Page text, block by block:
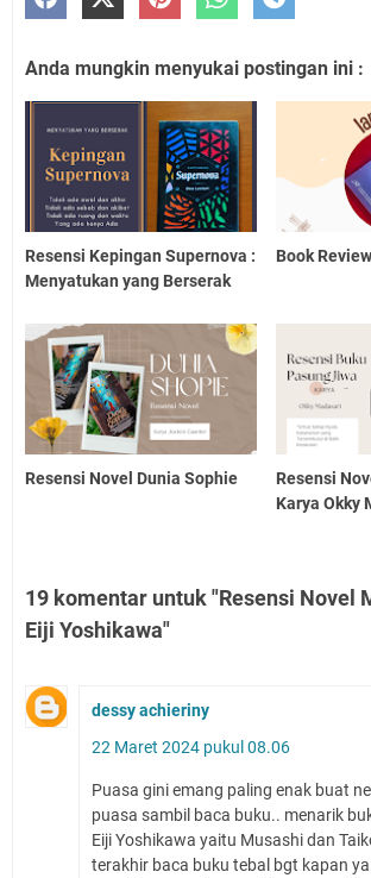
Anda mungkin menyukai postingan ini :
Resensi Kepingan Supernova :
Menyatukan yang Berserak
Book
Resensi Novel Dunia Sophie
Resensi
Karya Okky
19 komentar untuk "Resensi Novel
Eiji Yoshikawa"
dessy achieriny
22 Maret 2024 pukul 08.06
Puasa gini emang paling enak buat
puasa sambil baca buku.. menarik
Eiji Yoshikawa yaitu Musashi dan
terakhir baca buku tebal bgt kapan